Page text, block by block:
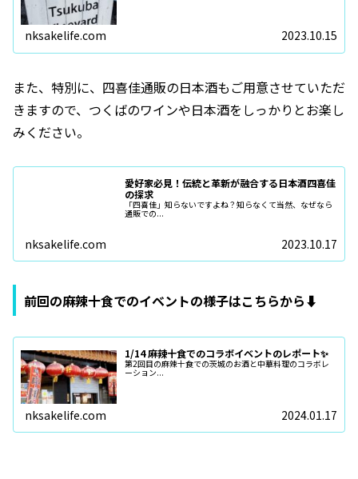
nksakelife.com 2023.10.15
また、特別に、四喜佳通販の日本酒もご用意させていただ
きますので、つくばのワインや日本酒をしっかりとお楽し
みください。
愛好家必見！伝統と革新が融合する日本酒四喜佳
の探求
「四喜佳」知らないですよね？知らなくて当然、なぜなら
通販での...
nksakelife.com 2023.10.17
前回の麻辣十食でのイベントの様子はこちらから⬇️
1/14 麻辣十食でのコラボイベントのレポート✨
第2回目の麻辣十食での茨城のお酒と中華料理のコラボレ
ーション...
nksakelife.com 2024.01.17